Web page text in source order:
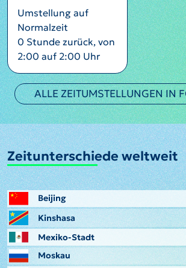
Umstellung auf
Normalzeit
0 Stunde zurück, von
2:00 auf 2:00 Uhr
ALLE ZEITUMSTELLUNGEN IN
Zeitunterschiede weltweit
Beijing
Kinshasa
Mexiko-Stadt
Moskau